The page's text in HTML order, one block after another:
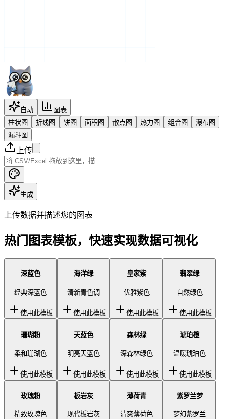
自动
图表
柱状图
折线图 饼图 面积图 散点图 热力图 组合图
瀑布图
漏斗图
上传
生成
上传数据并描述您的图表
热门图表模板，快速实现数据可视化
深蓝色
经典深蓝色
使用此模板
海洋绿
清新青色调
使用此模板
皇家紫
优雅紫色
使用此模板
翡翠绿
自然绿色
使用此模板
珊瑚粉
柔和珊瑚色
使用此模板
天蓝色
明亮天蓝色
使用此模板
森林绿
深森林绿色
使用此模板
琥珀橙
温暖琥珀色
使用此模板
玫瑰粉
精致玫瑰色
板岩灰
现代板岩灰
薄荷青
清爽薄荷色
紫罗兰梦
梦幻紫罗兰